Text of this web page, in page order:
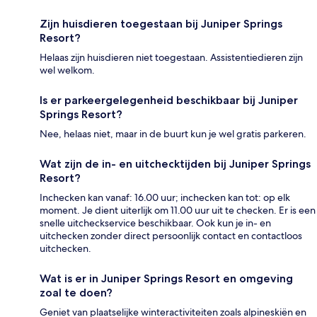
Zijn huisdieren toegestaan bij Juniper Springs
Resort?
Helaas zijn huisdieren niet toegestaan. Assistentiedieren zijn
wel welkom.
Is er parkeergelegenheid beschikbaar bij Juniper
Springs Resort?
Nee, helaas niet, maar in de buurt kun je wel gratis parkeren.
Wat zijn de in- en uitchecktijden bij Juniper Springs
Resort?
Inchecken kan vanaf: 16.00 uur; inchecken kan tot: op elk
moment. Je dient uiterlijk om 11.00 uur uit te checken. Er is een
snelle uitcheckservice beschikbaar. Ook kun je in- en
uitchecken zonder direct persoonlijk contact en contactloos
uitchecken.
Wat is er in Juniper Springs Resort en omgeving
zoal te doen?
Geniet van plaatselijke winteractiviteiten zoals alpineskiën en